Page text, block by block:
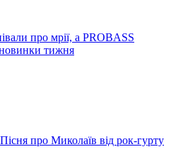
про мрії, а PROBASS
тижня
про Миколаїв від рок-гурту